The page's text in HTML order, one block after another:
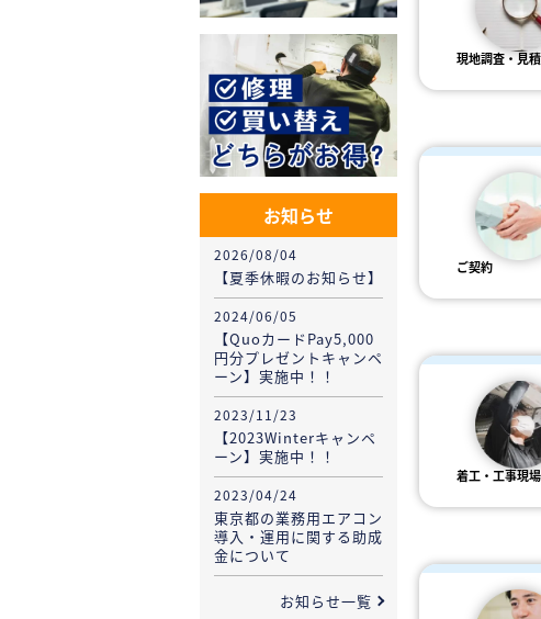
現地調査・見
ご契約
着工・工事現
お知らせ
2026/08/04
【夏季休暇のお知らせ】
2024/06/05
【QuoカードPay5,000
円分プレゼントキャンペ
ーン】実施中！！
2023/11/23
【2023Winterキャンペ
ーン】実施中！！
2023/04/24
東京都の業務用エアコン
導入・運用に関する助成
金について
お知らせ一覧